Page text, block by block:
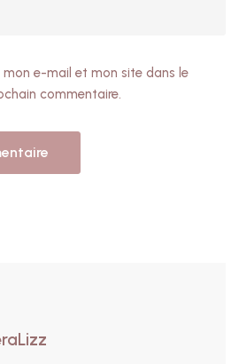
mon e-mail et mon site dans le
commentaire.